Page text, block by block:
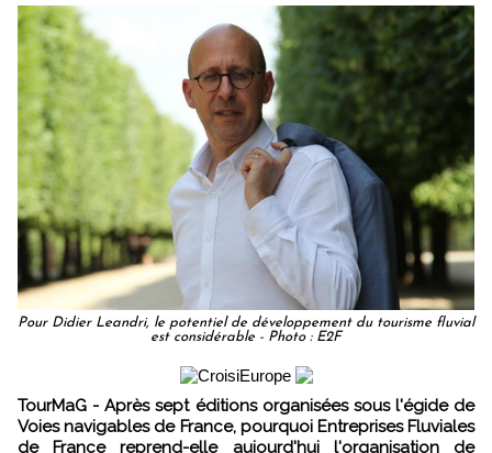
Pour Didier Leandri, le potentiel de développement du tourisme fluvial
est considérable - Photo : E2F
TourMaG - Après sept éditions organisées sous l'égide de
Voies navigables de France, pourquoi Entreprises Fluviales
de France reprend-elle aujourd'hui l'organisation de